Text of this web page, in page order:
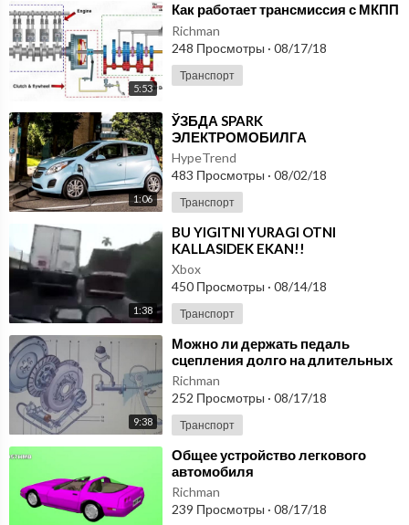
5:53
⁣Как работает трансмиссия с МКПП
Richman
248 Просмотры · 08/17/18
Транспорт
1:06
⁣ЎЗБДА SPARK
ЭЛЕКТРОМОБИЛГА
АЙЛАНТИРИЛАДИ
HypeTrend
483 Просмотры · 08/02/18
Транспорт
1:38
⁣BU YIGITNI YURAGI OTNI
KALLASIDEK EKAN!!
Xbox
450 Просмотры · 08/14/18
Транспорт
9:38
⁣Можно ли держать педаль
сцепления долго на длительных
остановках..
Richman
252 Просмотры · 08/17/18
Транспорт
⁣Общее устройство легкового
автомобиля
Richman
239 Просмотры · 08/17/18